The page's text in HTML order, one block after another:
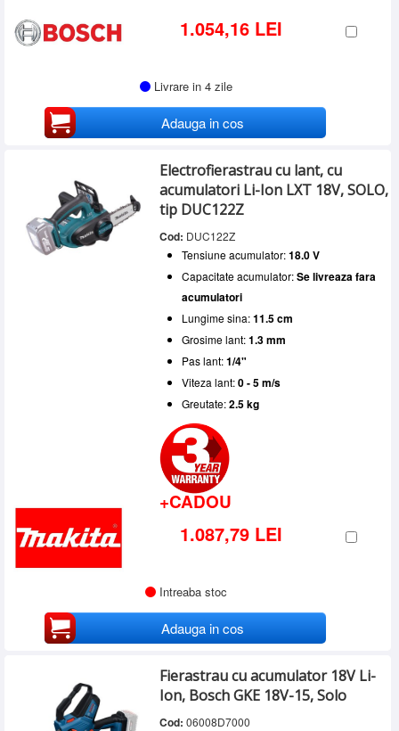
1.054,16 LEI
Livrare in 4 zile
Adauga in cos
Electrofierastrau cu lant, cu
acumulatori Li-Ion LXT 18V, SOLO,
tip DUC122Z
Cod: DUC122Z
Tensiune acumulator:18.0 V
Capacitate acumulator:Se livreaza fara
acumulatori
Lungime sina:11.5 cm
Grosime lant:1.3 mm
Pas lant:1/4"
Viteza lant:0 - 5 m/s
Greutate:2.5 kg
+CADOU
1.087,79 LEI
Intreaba stoc
Adauga in cos
Fierastrau cu acumulator 18V Li-
Ion, Bosch GKE 18V-15, Solo
Cod: 06008D7000